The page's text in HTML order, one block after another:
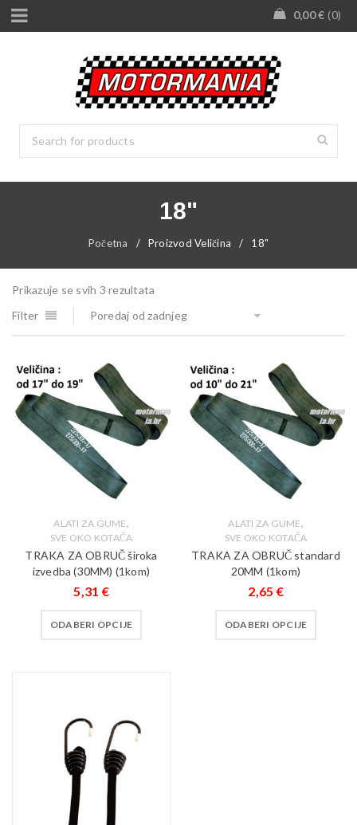
0,00€ 0
18"
Početna / Proizvod Veličina / 18"
Prikazuje se svih 3 rezultata
Filter
Poredaj od zadnjeg
ALATI ZA GUME,
SVE OKO KOTAČA
TRAKA ZA OBRUČ široka
izvedba (30MM) (1kom)
5,31 €
ODABERI OPCIJE
ALATI ZA GUME,
SVE OKO KOTAČA
TRAKA ZA OBRUČ standard
20MM (1kom)
2,65 €
ODABERI OPCIJE